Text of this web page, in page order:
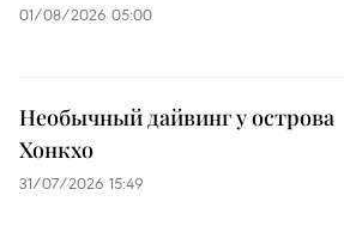
01/08/2026 05:00
Необычный дайвинг у острова
Хонкхо
31/07/2026 15:49